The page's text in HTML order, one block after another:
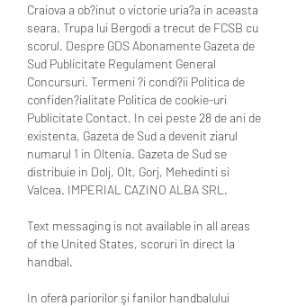
Craiova a ob?inut o victorie uria?a in aceasta
seara. Trupa lui Bergodi a trecut de FCSB cu
scorul. Despre GDS Abonamente Gazeta de
Sud Publicitate Regulament General
Concursuri. Termeni ?i condi?ii Politica de
confiden?ialitate Politica de cookie-uri
Publicitate Contact. In cei peste 28 de ani de
existenta, Gazeta de Sud a devenit ziarul
numarul 1 in Oltenia. Gazeta de Sud se
distribuie in Dolj, Olt, Gorj, Mehedinti si
Valcea. IMPERIAL CAZINO ALBA SRL.
Text messaging is not available in all areas
of the United States, scoruri în direct la
handbal.
In oferă pariorilor şi fanilor handbalului